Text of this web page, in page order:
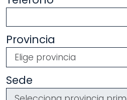
Provincia
Sede